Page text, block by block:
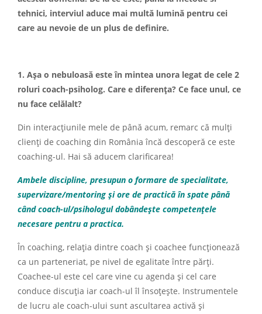
tehnici, interviul aduce mai multă lumină pentru cei
care au nevoie de un plus de definire.
1. Așa o nebuloasă este în mintea unora legat de cele 2
roluri coach-psiholog. Care e diferența? Ce face unul, ce
nu face celălalt?
Din interacțiunile mele de până acum, remarc că mulți
clienți de coaching din România încă descoperă ce este
coaching-ul. Hai să aducem clarificarea!
Ambele discipline, presupun o formare de specialitate,
supervizare/mentoring și ore de practică în spate până
când coach-ul/psihologul dobândește competențele
necesare pentru a practica.
În coaching, relația dintre coach și coachee funcționează
ca un parteneriat, pe nivel de egalitate între părți.
Coachee-ul este cel care vine cu agenda și cel care
conduce discuția iar coach-ul îl însoțește. Instrumentele
de lucru ale coach-ului sunt ascultarea activă și